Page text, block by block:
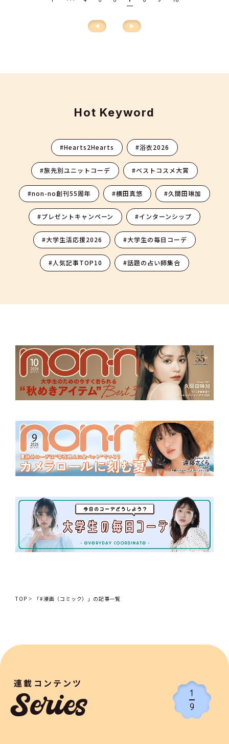
Hot Keyword
#Hearts2Hearts #浴衣2026
#旅先別ユニットコーデ #ベストコスメ大賞
#non-no創刊55周年 #横田真悠 #久間田琳加
#プレゼントキャンペーン #インターンシップ
#大学生活応援2026 #大学生の毎日コーデ
#人気記事TOP10 #話題の占い師集合
TOP 「#漫画（コミック）」の記事一覧
連載コンテンツ
Series
1
9